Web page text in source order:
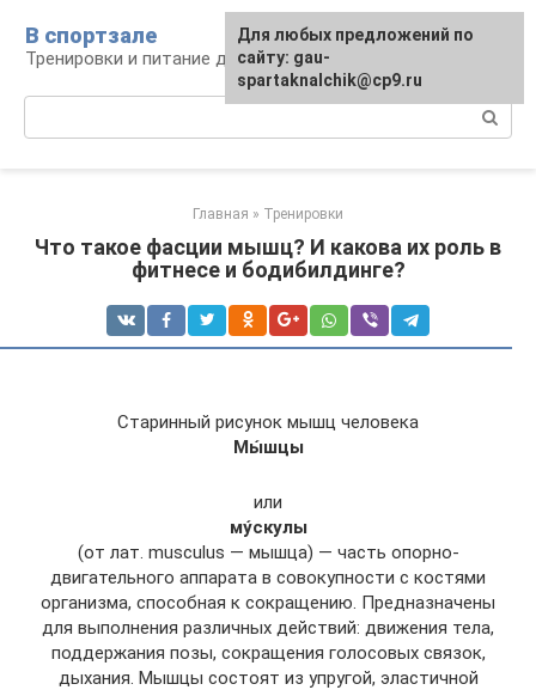
контенту
В спортзале
Тренировки и питание для здоровья
Главная » Тренировки
Что такое фасции мышц? И какова их роль в
фитнесе и бодибилдинге?
Старинный рисунок мышц человека
Мы́шцы
или
му́скулы
(от лат. musculus — мышца) — часть опорно-
двигательного аппарата в совокупности с костями
организма, способная к сокращению. Предназначены
для выполнения различных действий: движения тела,
поддержания позы, сокращения голосовых связок,
дыхания. Мышцы состоят из упругой, эластичной
Для любых предложений по
сайту: gau-
spartaknalchik@cp9.ru